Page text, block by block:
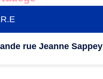
rue Jeanne Sappey